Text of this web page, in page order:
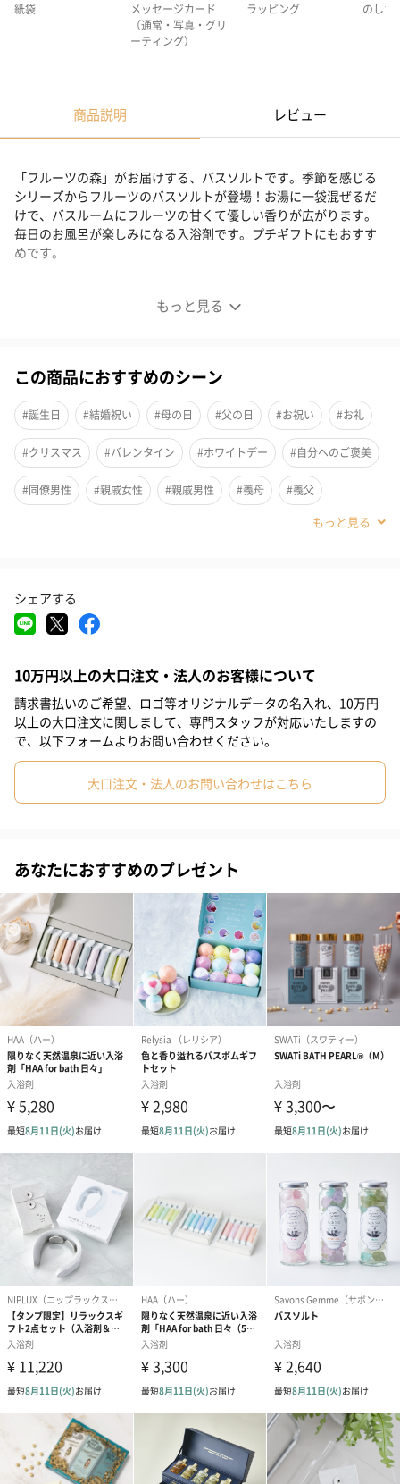
紙袋
メッセージカード
（通常・写真・グリ
ーティング）
ラッピング のしカ
商品説明 レビュー
もっと見る
「フルーツの森」がお届けする、バスソルトです。季節を感じる
シリーズからフルーツのバスソルトが登場！お湯に一袋混ぜるだ
けで、バスルームにフルーツの甘くて優しい香りが広がります。
毎日のお風呂が楽しみになる入浴剤です。プチギフトにもおすす
めです。
フルーツの甘い香りが広がるバスソルト
広がるバスソルトです。お湯に混ぜるだけで、ワンランク上のバ
スタイムになります。お子様から年配の方まで幅広くお使いいた
だけるので、毎日のお風呂が楽しみになりますね。
選べる香りは2種類
いちごミルクの香り
甘いいちごミルクの香りを楽しめます。
使用方法
い。
注意事項
・本品は飲食物ではありません。
・肌に異常がある時、または肌に合わない時は、ご使用をおやめ
ください。
・本品は入浴用のバスソルトです。肌に直接こすりつけないでく
ださい。
・循環式の風呂・全自動給湯器、24時間風呂の場合、機種によっ
ては使用できない場合がありますので、説明書を確認の上ご使用
ください。
・使用後の追い焚きはおやめください。
・残り湯を長く浴槽に入れておかないでください。また、洗濯に
は使用しないでください。
・使用後は浴槽、風呂釜をよく洗ってください。本品は塩を使用
していますので、お湯をそのままにしておくと風呂釜などを傷め
る原因となります。
・天然大理石浴槽の場合は光沢が失われる場合があります。
・天然塩のため、まれに不溶物が混入する場合がありますが、品
質に問題はありません。
・製品の性質上、時間の経過とともに色味が変わる場合がありま
すが、品質に問題はありません。また、保管状況によっては主成
分が滲み出る場合がありますが、品質に問題はありません。
・高温多湿、直射日光を避け、乳幼児の手の届かないところで保
管してください。
この商品におすすめのシーン
#誕生日 #結婚祝い #母の日 #父の日 #お祝い #お礼
#クリスマス #バレンタイン #ホワイトデー #自分へのご褒美
#同僚男性 #親戚女性 #親戚男性 #義母 #義父
#妹 #兄
#上司男性
#妻 #夫
#10代 #20代前半 #20代後半 #30代 #40代
#60代 #70代 #80代 #90代
シェアする
10万円以上の大口注文・法人のお客様について
請求書払いのご希望、ロゴ等オリジナルデータの名入れ、10万円
以上の大口注文に関しまして、専門スタッフが対応いたしますの
で、以下フォームよりお問い合わせください。
大口注文・法人のお問い合わせはこちら
あなたにおすすめのプレゼント